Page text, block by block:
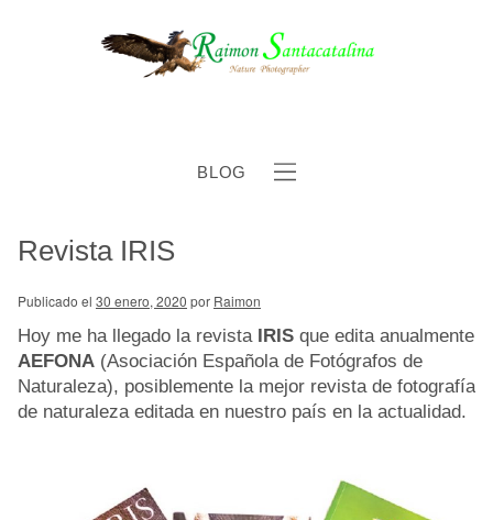
BLOG
Revista IRIS
Publicado el 30 enero, 2020 por Raimon
Hoy me ha llegado la revista IRIS que edita anualmente
AEFONA (Asociación Española de Fotógrafos de
Naturaleza), posiblemente la mejor revista de fotografía
de naturaleza editada en nuestro país en la actualidad.